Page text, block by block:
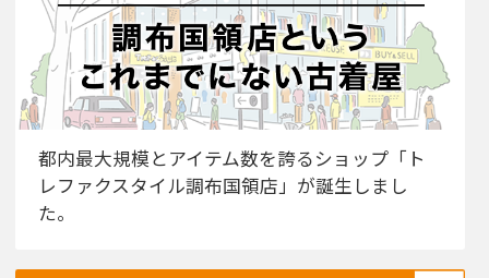
都内最大規模とアイテム数を誇るショップ「ト
レファクスタイル調布国領店」が誕生しまし
た。